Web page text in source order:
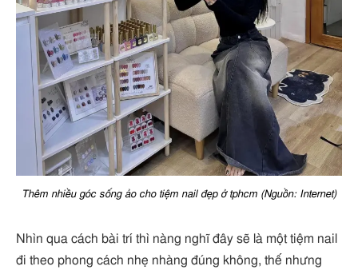
Thêm nhiều góc sống ảo cho tiệm nail đẹp ở tphcm (Nguồn: Internet)
Nhìn qua cách bài trí thì nàng nghĩ đây sẽ là một tiệm nail
đi theo phong cách nhẹ nhàng đúng không, thế nhưng